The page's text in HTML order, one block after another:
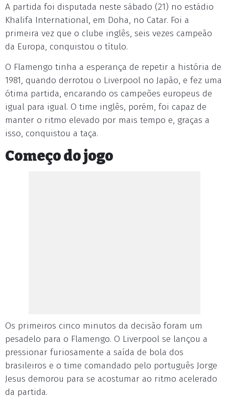
A partida foi disputada neste sábado (21) no estádio
Khalifa International, em Doha, no Catar. Foi a
primeira vez que o clube inglês, seis vezes campeão
da Europa, conquistou o título.
O Flamengo tinha a esperança de repetir a história de
1981, quando derrotou o Liverpool no Japão, e fez uma
ótima partida, encarando os campeões europeus de
igual para igual. O time inglês, porém, foi capaz de
manter o ritmo elevado por mais tempo e, graças a
isso, conquistou a taça.
Começo do jogo
Os primeiros cinco minutos da decisão foram um
pesadelo para o Flamengo. O Liverpool se lançou a
pressionar furiosamente a saída de bola dos
brasileiros e o time comandado pelo português Jorge
Jesus demorou para se acostumar ao ritmo acelerado
da partida.